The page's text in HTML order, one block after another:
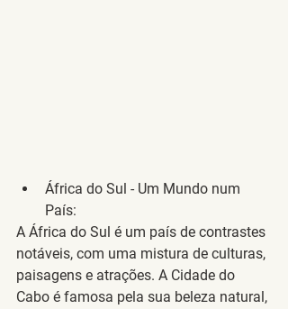
África do Sul - Um Mundo num
País:
A África do Sul é um país de contrastes
notáveis, com uma mistura de culturas,
paisagens e atrações. A Cidade do
Cabo é famosa pela sua beleza natural,